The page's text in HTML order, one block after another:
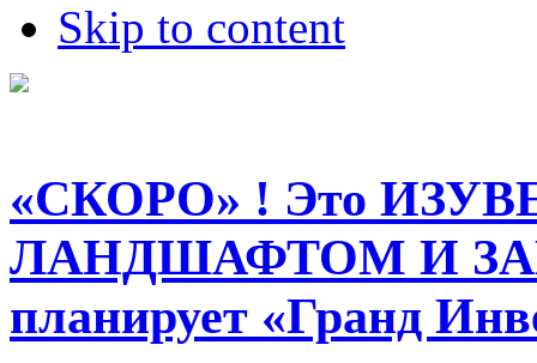
Skip to content
«СКОРО» ! Это
ЛАНДШАФТОМ И
планирует «Гранд